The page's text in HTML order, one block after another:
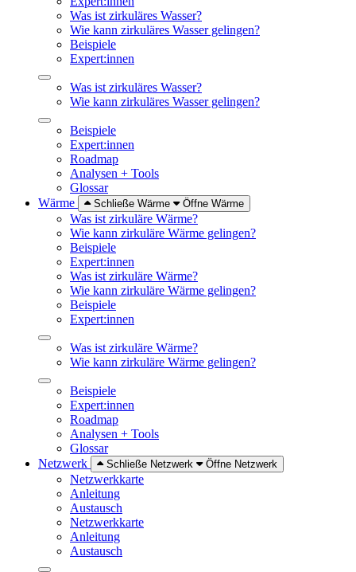
Was ist zirkuläres Wasser?
Wie kann zirkuläres Wasser gelingen?
Beispiele
Expert:innen
Was ist zirkuläres Wasser?
Wie kann zirkuläres Wasser gelingen?
Beispiele
Expert:innen
Roadmap
Analysen + Tools
Glossar
Wärme
Schließe Wärme Öffne Wärme
Was ist zirkuläre Wärme?
Wie kann zirkuläre Wärme gelingen?
Beispiele
Expert:innen
Was ist zirkuläre Wärme?
Wie kann zirkuläre Wärme gelingen?
Beispiele
Expert:innen
Was ist zirkuläre Wärme?
Wie kann zirkuläre Wärme gelingen?
Beispiele
Expert:innen
Roadmap
Analysen + Tools
Glossar
Netzwerk
Schließe Netzwerk Öffne Netzwerk
Netzwerkkarte
Anleitung
Austausch
Netzwerkkarte
Anleitung
Austausch